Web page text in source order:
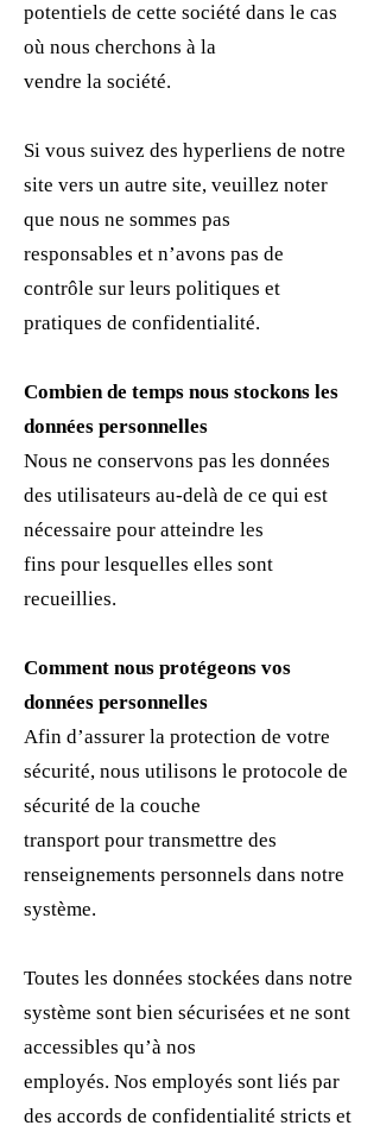
potentiels de cette société dans le cas
où nous cherchons à la
vendre la société.
Si vous suivez des hyperliens de notre
site vers un autre site, veuillez noter
que nous ne sommes pas
responsables et n’avons pas de
contrôle sur leurs politiques et
pratiques de confidentialité.
Combien de temps nous stockons les
données personnelles
Nous ne conservons pas les données
des utilisateurs au-delà de ce qui est
nécessaire pour atteindre les
fins pour lesquelles elles sont
recueillies.
Comment nous protégeons vos
données personnelles
Afin d’assurer la protection de votre
sécurité, nous utilisons le protocole de
sécurité de la couche
transport pour transmettre des
renseignements personnels dans notre
système.
Toutes les données stockées dans notre
système sont bien sécurisées et ne sont
accessibles qu’à nos
employés. Nos employés sont liés par
des accords de confidentialité stricts et